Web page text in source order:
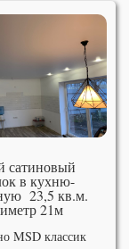
сатиновый
в кухню-
23,5 кв.м.
21м
MSD классик